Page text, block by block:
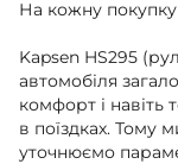
На кожну
Kapsen HS295
автомобіля
комфорт і навіть
в поїздках. Тому
уточнюємо